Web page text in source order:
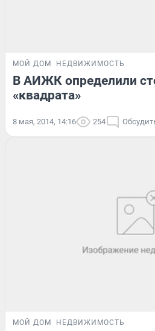
МОЙ ДОМ НЕДВИЖИМОСТЬ
В АИЖК определили
«квадрата»
8 мая, 2014, 14:16 254
МОЙ ДОМ НЕДВИЖИМОСТЬ